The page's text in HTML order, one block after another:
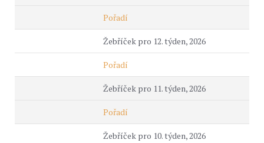
Pořadí
Žebříček pro 12. týden, 2026
Pořadí
Žebříček pro 11. týden, 2026
Pořadí
Žebříček pro 10. týden, 2026